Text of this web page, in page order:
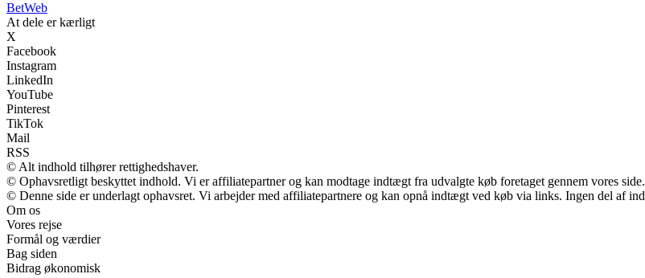
BetWeb
At dele er kærligt
X
Facebook
Instagram
LinkedIn
YouTube
Pinterest
TikTok
Mail
RSS
© Alt indhold tilhører rettighedshaver.
© Ophavsretligt beskyttet indhold. Vi er affiliatepartner og kan modtage indtægt fra udvalgte køb foretaget gennem vores side.
© Denne side er underlagt ophavsret. Vi arbejder med affiliatepartnere og kan opnå indtægt ved køb via links. Ingen del af
Om os
Vores rejse
Formål og værdier
Bag siden
Bidrag økonomisk